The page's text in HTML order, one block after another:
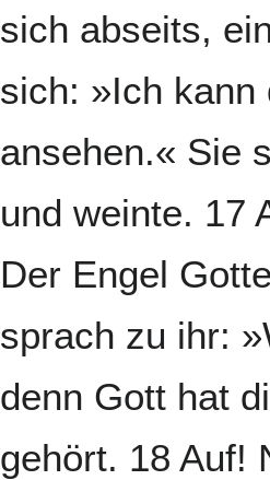
sich abseits,
sich: »Ich kann
ansehen.« Sie
und weinte. 17
Der Engel
sprach zu ihr:
denn Gott hat
gehört. 18 Auf!